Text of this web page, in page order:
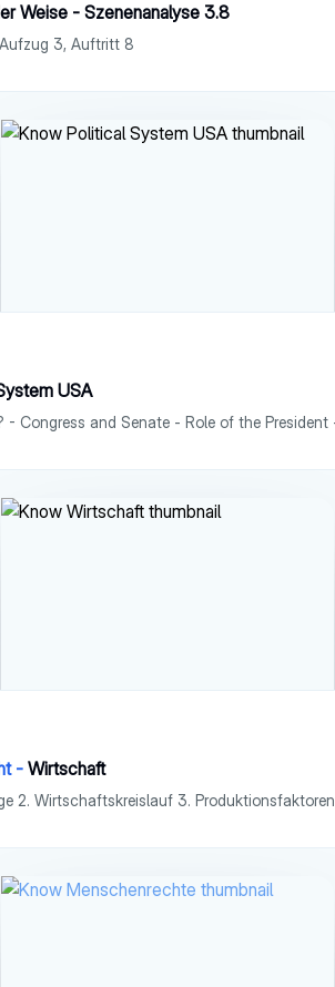
Weise - Szenenanalyse 3.8
3, Auftritt 8
USA
- Wirtschaft